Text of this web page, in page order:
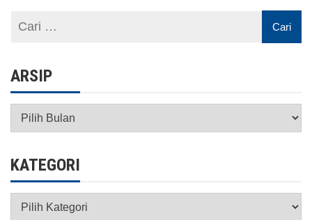
ARSIP
Arsip
KATEGORI
Kategori